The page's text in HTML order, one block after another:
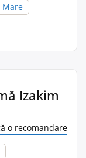
Mare
Izakim
o recomandare